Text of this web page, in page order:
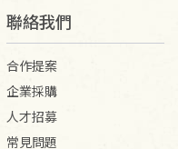
聯絡我們
合作提案
企業採購
人才招募
常見問題